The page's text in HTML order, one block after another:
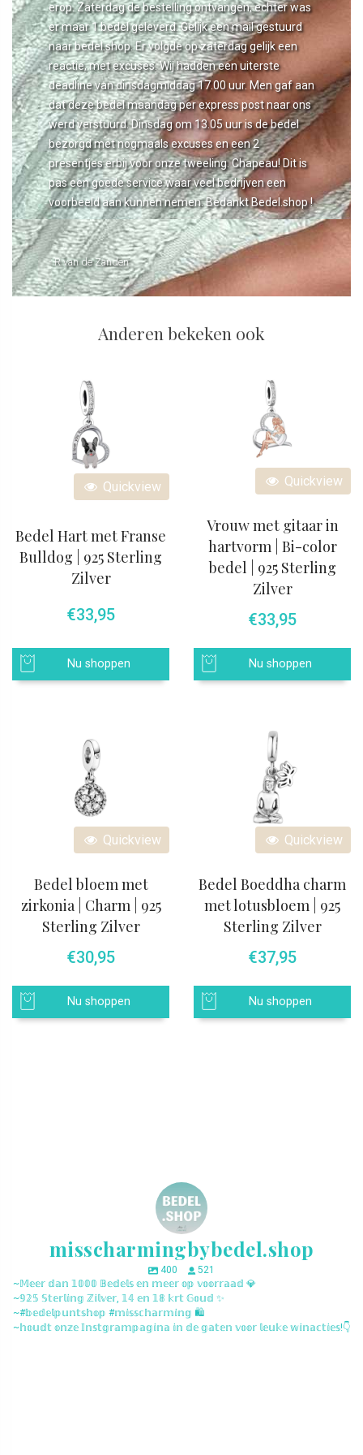
erop. Zaterdag de bestelling ontvangen, echter was
er maar 1 bedel geleverd. Gelijk een mail gestuurd
naar bedel.shop. Er volgde op zaterdag gelijk een
reactie, met excuses. Wij hadden een uiterste
deadline van dinsdagmiddag 17.00 uur. Men gaf aan
dat deze bedel maandag per express post naar ons
werd verstuurd. Dinsdag om 13.05 uur is de bedel
bezorgd met nogmaals excuses en een 2
presentjes erbij voor onze tweeling. Chapeau! Dit is
pas een goede service waar veel bedrijven een
voorbeeld aan kunnen nemen. Bedankt Bedel.shop !
- R van de Zanden
Anderen bekeken ook
Quickview
Bedel Hart met Franse
Bulldog | 925 Sterling
Zilver
€33,95
Nu shoppen
Quickview
Vrouw met gitaar in
hartvorm | Bi-color
bedel | 925 Sterling
Zilver
€33,95
Nu shoppen
Quickview
Bedel bloem met
zirkonia | Charm | 925
Sterling Zilver
€30,95
Nu shoppen
Quickview
Bedel Boeddha charm
met lotusbloem | 925
Sterling Zilver
€37,95
Nu shoppen
misscharmingbybedel.shop
400
521
~𝕄𝕖𝕖𝕣 𝕕𝕒𝕟 𝟙𝟘𝟘𝟘 𝔹𝕖𝕕𝕖𝕝𝕤 𝕖𝕟 𝕞𝕖𝕖𝕣 𝕠𝕡 𝕧𝕠𝕠𝕣𝕣𝕒𝕒𝕕 💎
~𝟡𝟚𝟝 𝕊𝕥𝕖𝕣𝕝𝕚𝕟𝕘 ℤ𝕚𝕝𝕧𝕖𝕣, 𝟙𝟜 𝕖𝕟 𝟙𝟠 𝕜𝕣𝕥 𝔾𝕠𝕦𝕕 ✨
~#𝕓𝕖𝕕𝕖𝕝𝕡𝕦𝕟𝕥𝕤𝕙𝕠𝕡 #𝕞𝕚𝕤𝕤𝕔𝕙𝕒𝕣𝕞𝕚𝕟𝕘 🛍️
~𝕙𝕠𝕦𝕕𝕥 𝕠𝕟𝕫𝕖 𝕀𝕟𝕤𝕥𝕘𝕣𝕒𝕞𝕡𝕒𝕘𝕚𝕟𝕒 𝕚𝕟 𝕕𝕖 𝕘𝕒𝕥𝕖𝕟 𝕧𝕠𝕠𝕣 𝕝𝕖𝕦𝕜𝕖 𝕨𝕚𝕟𝕒𝕔𝕥𝕚𝕖𝕤!👇